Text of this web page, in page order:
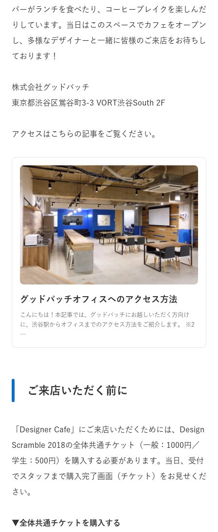
バーがランチを食べたり、コーヒーブレイクを楽しんだ
りしています。当日はこのスペースでカフェをオープン
し、多様なデザイナーと一緒に皆様のご来店をお待ちし
ております！
株式会社グッドパッチ
東京都渋谷区鴬谷町3-3 VORT渋谷South 2F
アクセスはこちらの記事をご覧ください。
グッドパッチオフィスへのアクセス方法
こんにちは！本記事では、グッドパッチにお越しいただく方向け
に、渋谷駅からオフィスまでのアクセス方法をご紹介します。 ※2
…
ご来店いただく前に
「Designer Cafe」にご来店いただくためには、Design
Scramble 2018の全体共通チケット（一般：1000円／
学生：500円）を購入する必要があります。当日、受付
でスタッフまで購入完了画面（チケット）をお見せくだ
さい。
▼全体共通チケットを購入する